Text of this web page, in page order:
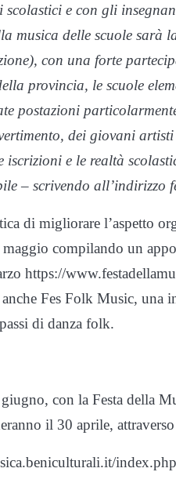
e con gli
musica delle scuole
con una forte
provincia, le scuole
postazioni
dei giovani
e le realtà
– scrivendo all’indirizzo
di migliorare l’aspetto
maggio compilando un
https://
Fes Folk Music, una
di danza folk.
con la Festa della
il 30 aprile,